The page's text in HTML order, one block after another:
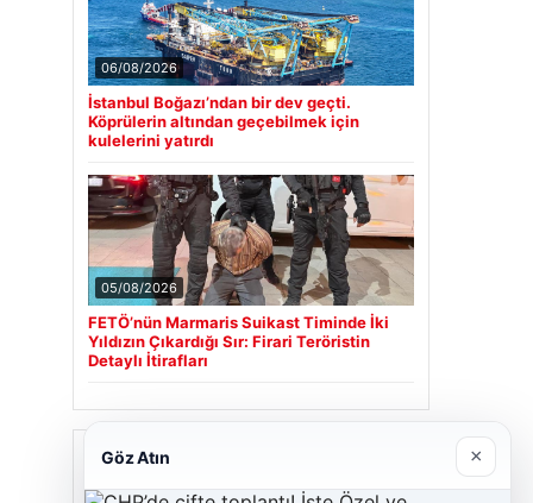
06/08/2026
İstanbul Boğazı’ndan bir dev geçti.
Köprülerin altından geçebilmek için
kulelerini yatırdı
05/08/2026
FETÖ’nün Marmaris Suikast Timinde İki
Yıldızın Çıkardığı Sır: Firari Teröristin
Detaylı İtirafları
Son Eklenen Firmalar
Göz Atın ×